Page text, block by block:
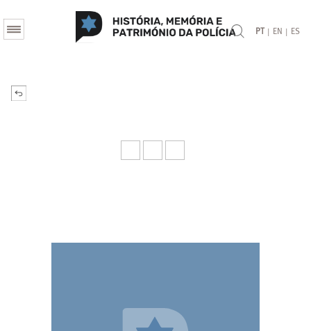
PT | EN | ES